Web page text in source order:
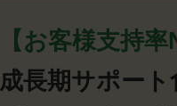
【お客様支持
成長期サポート